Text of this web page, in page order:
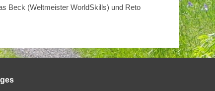
Beck (Weltmeister WorldSkills) und Reto